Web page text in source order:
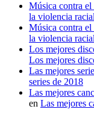
Música contra
la violencia
Música contra
la violencia
Los mejores
Los mejores
Las mejores
series de 2018
Las mejores
en Las mejores